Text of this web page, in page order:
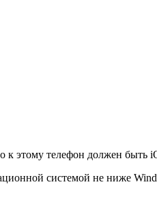
к этому телефон должен быть
системой не ниже